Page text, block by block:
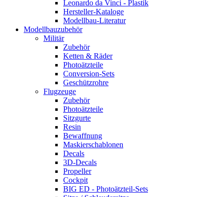
Leonardo da Vinci - Plastik
Hersteller-Kataloge
Modellbau-Literatur
Modellbauzubehör
Militär
Zubehör
Ketten & Räder
Photoätzteile
Conversion-Sets
Geschützrohre
Flugzeuge
Zubehör
Photoätzteile
Sitzgurte
Resin
Bewaffnung
Maskierschablonen
Decals
3D-Decals
Propeller
Cockpit
BIG ED - Photoätzteil-Sets